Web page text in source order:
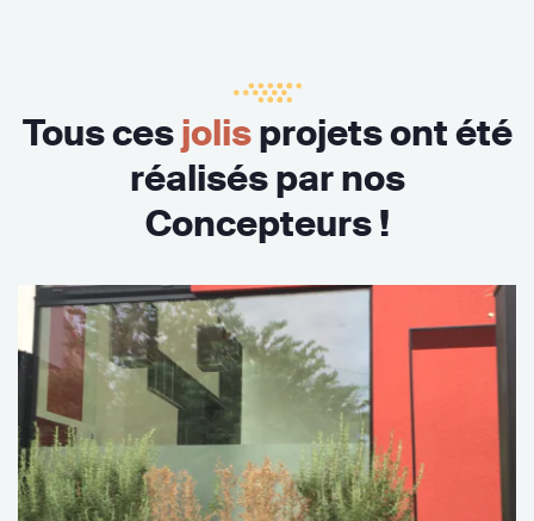
Tous cesjolisprojets ont été
réalisés par nos
Concepteurs !